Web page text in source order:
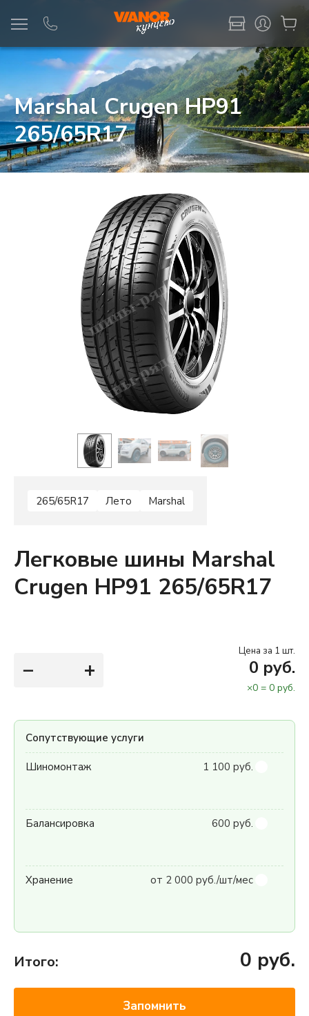
Marshal Crugen HP91
265/65R17
265/65R17 Лето Marshal
Легковые шины Marshal
Crugen HP91 265/65R17
− +
Цена за 1 шт.
0 руб.
×0 = 0 руб.
Сопутствующие услуги
Шиномонтаж 1 100 руб.
Балансировка 600 руб.
Хранение от 2 000 руб./шт/мес
Итого: 0 руб.
Запомнить
Информация Фото товара